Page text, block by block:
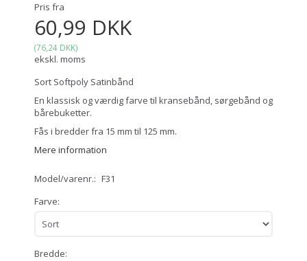
Pris fra
60,99 DKK
(76,24 DKK)
ekskl. moms
Sort Softpoly Satinbånd
En klassisk og værdig farve til kransebånd, sørgebånd og
bårebuketter.
Fås i bredder fra 15 mm til 125 mm.
Mere information
Model/varenr.: F31
Farve:
Bredde: